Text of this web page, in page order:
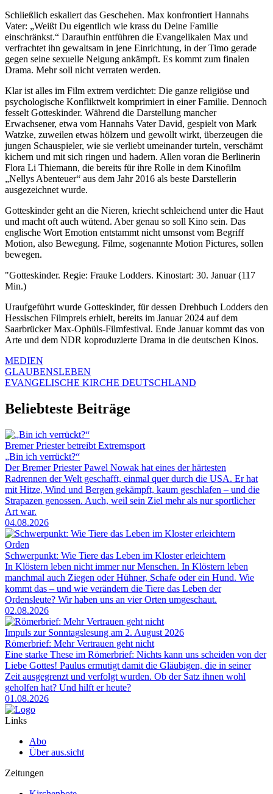
Schließlich eskaliert das Geschehen. Max konfrontiert Hannahs
Vater: „Weißt Du eigentlich wie krass du Deine Familie
einschränkst.“ Daraufhin entführen die Evangelikalen Max und
verfrachtet ihn gewaltsam in jene Einrichtung, in der Timo gerade
gegen seine sexuelle Neigung ankämpft. Es kommt zum finalen
Drama. Mehr soll nicht verraten werden.
Klar ist alles im Film extrem verdichtet: Die ganze religiöse und
psychologische Konfliktwelt komprimiert in einer Familie. Dennoch
fesselt Gotteskinder. Während die Darstellung mancher
Erwachsener, etwa vom Hannahs Vater David, gespielt von Mark
Watzke, zuweilen etwas hölzern und gewollt wirkt, überzeugen die
jungen Schauspieler, wie sie verliebt umeinander turteln, verschämt
kichern und mit sich ringen und hadern. Allen voran die Berlinerin
Flora Li Thiemann, die bereits für ihre Rolle in dem Kinofilm
„Nellys Abenteuer“ aus dem Jahr 2016 als beste Darstellerin
ausgezeichnet wurde.
Gotteskinder geht an die Nieren, kriecht schleichend unter die Haut
und macht oft auch wütend. Aber genau so soll Kino sein. Das
englische Wort Emotion entstammt nicht umsonst vom Begriff
Motion, also Bewegung. Filme, sogenannte Motion Pictures, sollen
bewegen.
"Gotteskinder. Regie: Frauke Lodders. Kinostart: 30. Januar (117
Min.)
Uraufgeführt wurde Gotteskinder, für dessen Drehbuch Lodders den
Hessischen Filmpreis erhielt, bereits im Januar 2024 auf dem
Saarbrücker Max-Ophüls-Filmfestival. Ende Januar kommt das von
Arte und dem NDR koproduzierte Drama in die deutschen Kinos.
MEDIEN
GLAUBENSLEBEN
EVANGELISCHE KIRCHE DEUTSCHLAND
Beliebteste Beiträge
Bremer Priester betreibt Extremsport
„Bin ich verrückt?“
Der Bremer Priester Pawel Nowak hat eines der härtesten
Radrennen der Welt geschafft, einmal quer durch die USA. Er hat
mit Hitze, Wind und Bergen gekämpft, kaum geschlafen – und die
Strapazen genossen. Auch, weil sein Ziel mehr als nur sportlicher
Art war.
04.08.2026
Orden
Schwerpunkt: Wie Tiere das Leben im Kloster erleichtern
In Klöstern leben nicht immer nur Menschen. In Klöstern leben
manchmal auch Ziegen oder Hühner, Schafe oder ein Hund. Wie
kommt das – und wie verändern die Tiere das Leben der
Ordensleute? Wir haben uns an vier Orten umgeschaut.
02.08.2026
Impuls zur Sonntagslesung am 2. August 2026
Römerbrief: Mehr Vertrauen geht nicht
Eine starke These im Römerbrief: Nichts kann uns scheiden von der
Liebe Gottes! Paulus ermutigt damit die Gläubigen, die in seiner
Zeit ausgegrenzt und verfolgt wurden. Ob der Satz ihnen wohl
geholfen hat? Und hilft er heute?
01.08.2026
Links
Abo
Über aus.sicht
Zeitungen